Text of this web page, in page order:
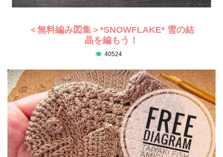
＜無料編み図集＞*SNOWFLAKE* 雪の結
晶を編もう！
40524